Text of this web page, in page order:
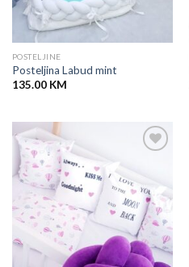
POSTELJINE
Posteljina Labud mint
135.00 KM